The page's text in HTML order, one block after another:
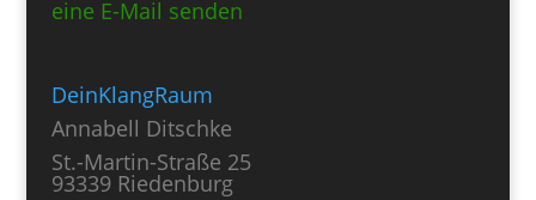
eine E-Mail senden
DeinKlangRaum
Annabell Ditschke
St.-Martin-Straße 25
93339 Riedenburg